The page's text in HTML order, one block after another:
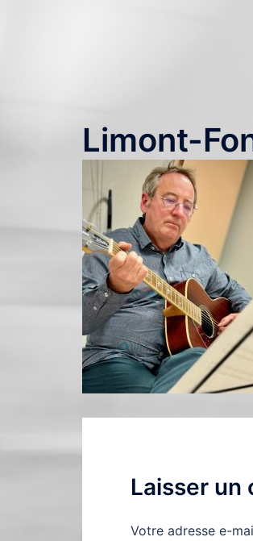
Limont-
Laisser un
Votre adresse e-